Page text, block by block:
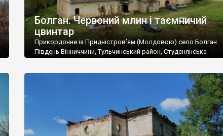
Болган. Червоний млин і таємничий
цвинтар
Прикордонне із Придністров’ям (Молдовою) село Болган.
Південь Вінниччини, Тульчинський район, Студенянська
старовинний цвинтар із кам’яними хрестами. Всі епітафії, які
збереглися, написані кирилицею, церковнослов’янською
мовою. За всіма традиційними ознаками – цвинтар
український. Хрести датуються 19 століттям. У 1924-1940
роках Болган […]